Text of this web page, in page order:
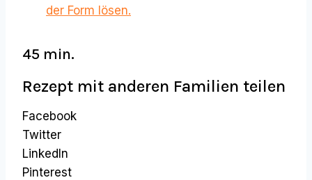
der Form lösen.
45 min.
Rezept mit anderen Familien teilen
Facebook
Twitter
LinkedIn
Pinterest